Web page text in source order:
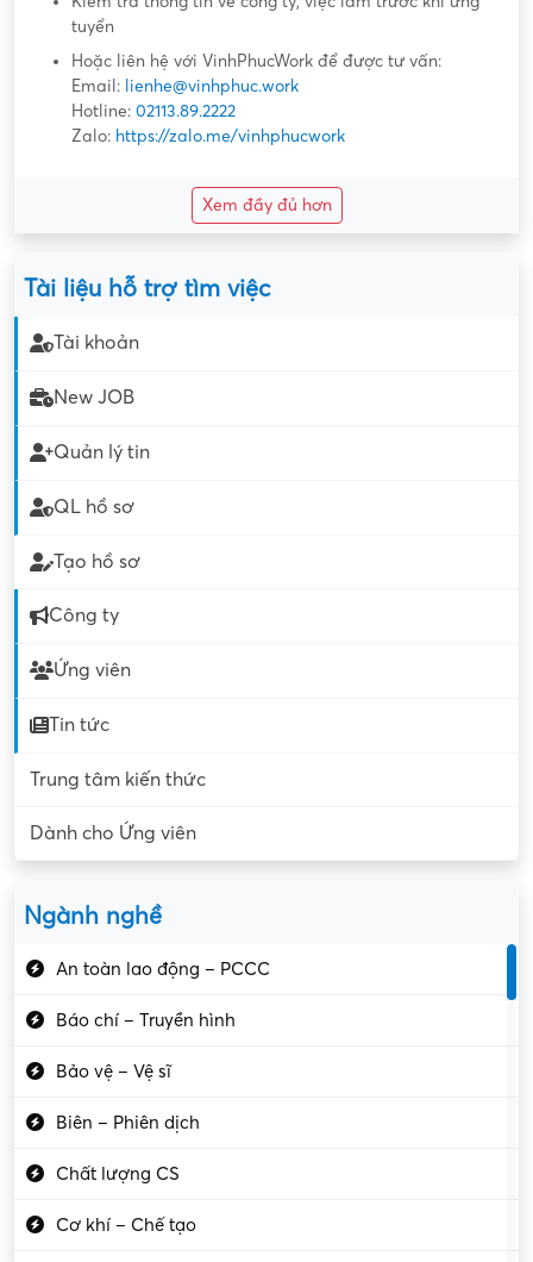
tuyển
Hoặc liên hệ với VinhPhucWork để được tư vấn:
Email: lienhe@vinhphuc.work
Hotline: 02113.89.2222
Zalo: https://zalo.me/vinhphucwork
Xem đầy đủ hơn
Tài liệu hỗ trợ tìm việc
Tài khoản
New JOB
Quản lý tin
QL hồ sơ
Tạo hồ sơ
Công ty
Ứng viên
Tin tức
Trung tâm kiến thức
Dành cho Ứng viên
Ngành nghề
An toàn lao động – PCCC
Báo chí – Truyền hình
Bảo vệ – Vệ sĩ
Biên – Phiên dịch
Chất lượng CS
Cơ khí – Chế tạo